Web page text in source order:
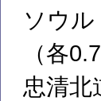
ソウル
（各
忠清